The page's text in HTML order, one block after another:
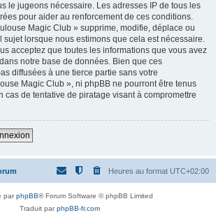
le jugeons nécessaire. Les adresses IP de tous les
pour aider au renforcement de ces conditions.
Magic Club » supprime, modifie, déplace ou
sujet lorsque nous estimons que cela est nécessaire.
acceptez que toutes les informations que vous avez
notre base de données. Bien que ces
diffusées à une tierce partie sans votre
Magic Club », ni phpBB ne pourront être tenus
cas de tentative de piratage visant à compromettre
Heures au format UTC+02:00
parphpBB® Forum Software © phpBB Limited
Traduit parphpBB-fr.com